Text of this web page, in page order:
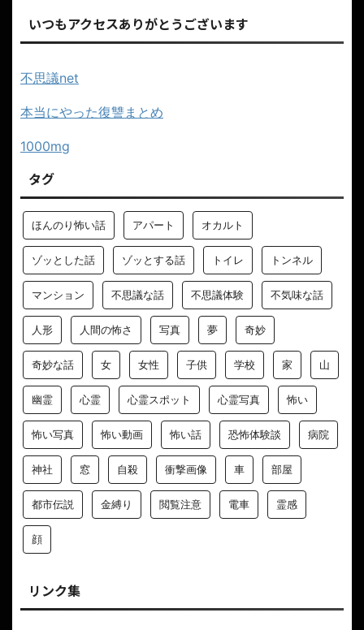
いつもアクセスありがとうございます
不思議net
本当にやった復讐まとめ
1000mg
タグ
ほんのり怖い話 アパート オカルト
ゾッとした話 ゾッとする話 トイレ トンネル
マンション 不思議な話 不思議体験 不気味な話
人形 人間の怖さ 写真 夢 奇妙
奇妙な話 女 女性 子供 学校 家 山
幽霊 心霊 心霊スポット 心霊写真 怖い
怖い写真 怖い動画 怖い話 恐怖体験談 病院
神社 窓 自殺 衝撃画像 車 部屋
都市伝説 金縛り 閲覧注意 電車 霊感
顔
リンク集